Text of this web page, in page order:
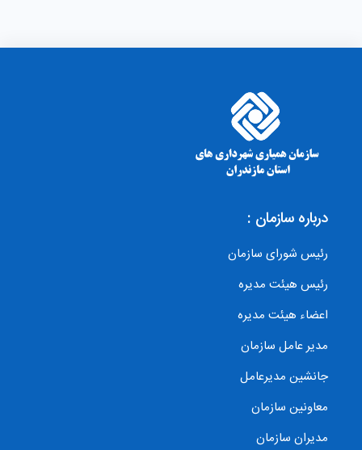
درباره سازمان :
رئیس شورای سازمان
رئیس هیئت مدیره
اعضاء هیئت مدیره
مدیر عامل سازمان
جانشین مدیرعامل
معاونین سازمان
مدیران سازمان